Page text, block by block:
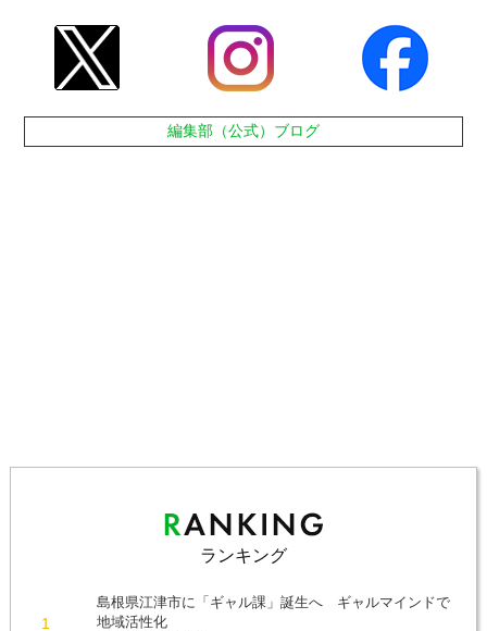
編集部（公式）ブログ
ランキング
島根県江津市に「ギャル課」誕生へ ギャルマインドで
地域活性化